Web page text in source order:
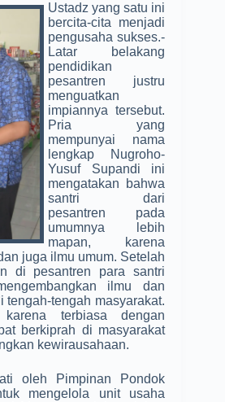
Ustadz yang satu ini
bercita-cita menjadi
pengusaha sukses.­
Latar belakang
pendidikan
pesantren justru
menguatkan
impian­nya tersebut.
Pria yang
mempunyai nama
lengkap Nugroho­
Yusuf­ Supandi ini
mengatakan bahwa
santri dari
pesantren pada
umumnya lebih
mapan, karena
juga ilmu umum. Setelah
di pesantren para santri
ilmu dan
tengah-tengah masyarakat.
terbiasa dengan
berkiprah di masyarakat
kewira­usahaan.
oleh Pimpinan Pondok
mengelola unit usaha